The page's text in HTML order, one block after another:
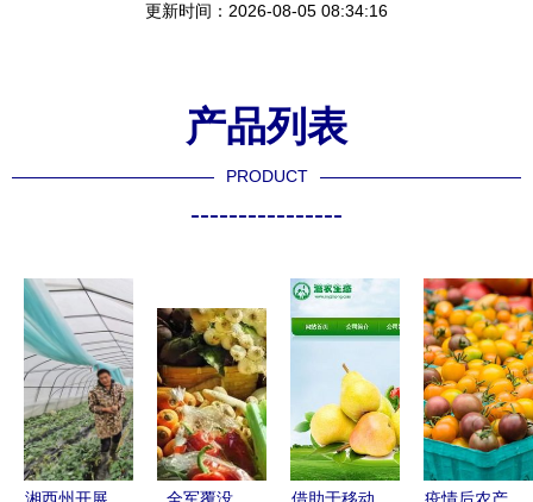
更新时间：2026-08-05 08:34:16
产品列表
PRODUCT
----------------